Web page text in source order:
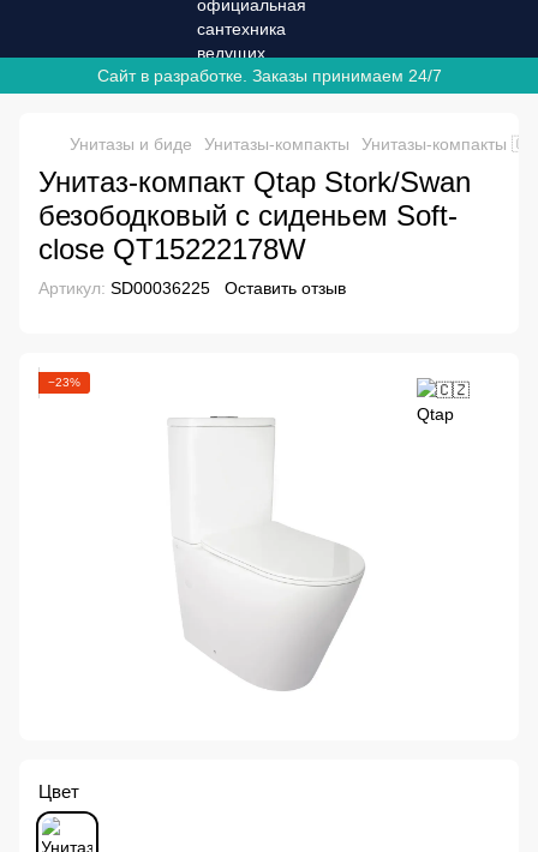
Сайт в разработке. Заказы принимаем 24/7
Унитазы и биде Унитазы-компакты Унитазы-компакты
Унитаз-компакт Qtap Stork/Swan
безободковый с сиденьем Soft-
close QT15222178W
Артикул: SD00036225 Оставить отзыв
−23%
Цвет